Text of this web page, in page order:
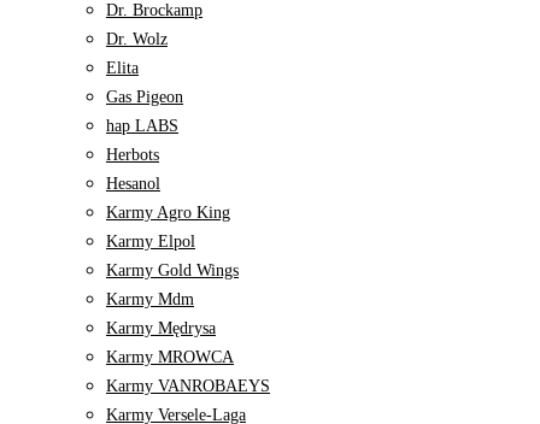
Dr. Brockamp
Dr. Wolz
Elita
Gas Pigeon
hap LABS
Herbots
Hesanol
Karmy Agro King
Karmy Elpol
Karmy Gold Wings
Karmy Mdm
Karmy Mędrysa
Karmy MROWCA
Karmy VANROBAEYS
Karmy Versele-Laga